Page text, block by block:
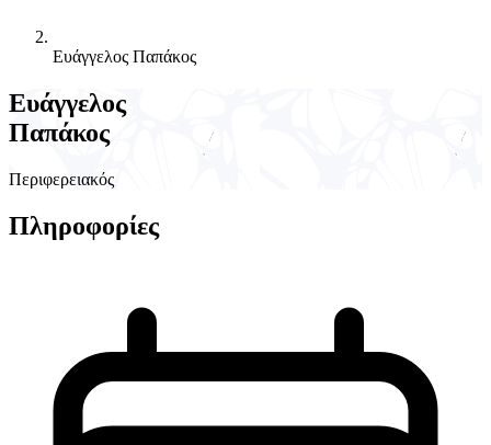
Ευάγγελος Παπάκος
Ευάγγελος
Παπάκος
Περιφερειακός
Πληροφορίες